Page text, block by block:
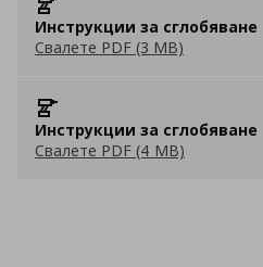
Инструкции за сглобяване
Свалете PDF (3 MB)
Инструкции за сглобяване
Свалете PDF (4 MB)